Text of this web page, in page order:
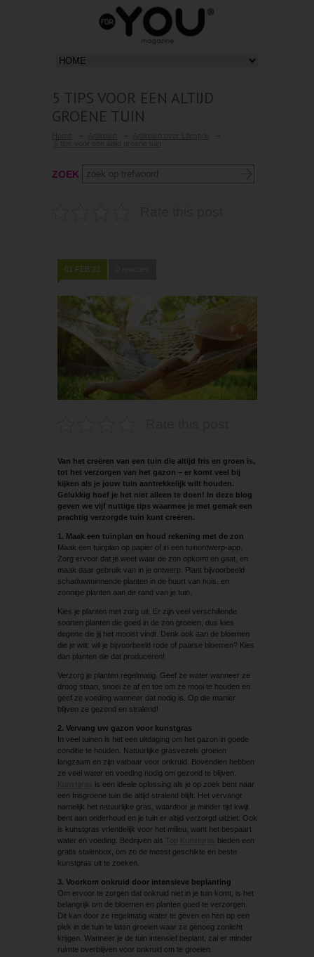
5 TIPS VOOR EEN ALTIJD
GROENE TUIN
ZOEK
01 FEB 23
Van het creëren van een tuin die altijd fris en groen is,
tot het verzorgen van het gazon – er komt veel bij
kijken als je jouw tuin aantrekkelijk wilt houden.
Gelukkig hoef je het niet alleen te doen! In deze blog
geven we vijf nuttige tips waarmee je met gemak een
prachtig verzorgde tuin kunt creëren.
1. Maak een tuinplan en houd rekening met de zon
Maak een tuinplan op papier of in een tuinontwerp-app.
Zorg ervoor dat je weet waar de zon opkomt en gaat, en
maak daar gebruik van in je ontwerp. Plant bijvoorbeeld
schaduwminnende planten in de buurt van huis, en
zonnige planten aan de rand van je tuin.
Kies je planten met zorg uit. Er zijn veel verschillende
soorten planten die goed in de zon groeien, dus kies
degene die jij het mooist vindt. Denk ook aan de bloemen
die je wilt: wil je bijvoorbeeld rode of paarse bloemen? Kies
dan planten die dat produceren!
Verzorg je planten regelmatig. Geef ze water wanneer ze
droog staan, snoei ze af en toe om ze mooi te houden en
geef ze voeding wanneer dat nodig is. Op die manier
blijven ze gezond en stralend!
2. Vervang uw gazon voor kunstgras
In veel tuinen is het een uitdaging om het gazon in goede
conditie te houden. Natuurlijke grasvezels groeien
langzaam en zijn vatbaar voor onkruid. Bovendien hebben
ze veel water en voeding nodig om gezond te blijven.
is een ideale oplossing als je op zoek bent naar
een frisgroene tuin die altijd stralend blijft. Het vervangt
namelijk het natuurlijke gras, waardoor je minder tijd kwijt
bent aan onderhoud en je tuin er altijd verzorgd uitziet. Ook
is kunstgras vriendelijk voor het milieu, want het bespaart
water en voeding. Bedrijven als
bieden een
gratis stalenbox, om zo de meest geschikte en beste
kunstgras uit te zoeken.
3. Voorkom onkruid door intensieve beplanting
Om ervoor te zorgen dat onkruid niet in je tuin komt, is het
belangrijk om de bloemen en planten goed te verzorgen.
Dit kan door ze regelmatig water te geven en hen op een
plek in de tuin te laten groeien waar ze genoeg zonlicht
krijgen. Wanneer je de tuin intensief beplant, zal er minder
ruimte overblijven voor onkruid om te groeien.